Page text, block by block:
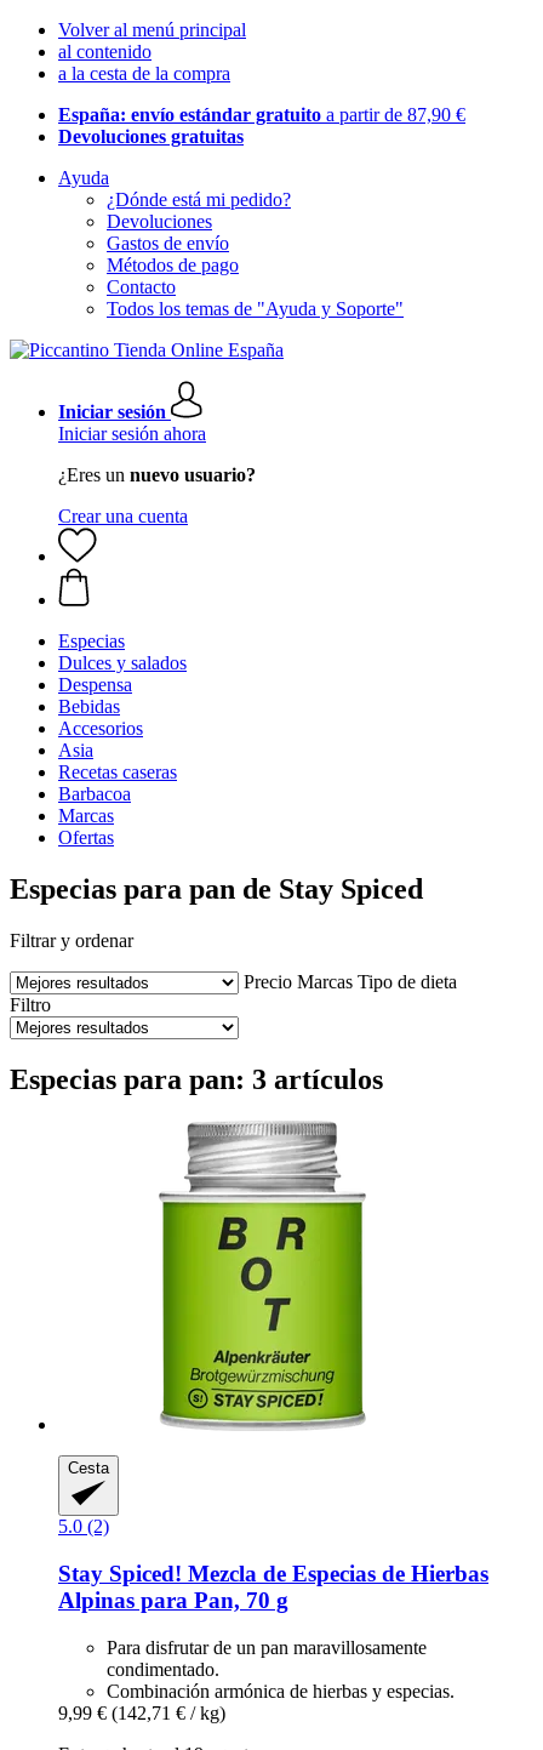
Volver al menú principal
al contenido
a la cesta de la compra
España: envío estándar gratuito a partir de 87,90 €
Devoluciones gratuitas
Ayuda
¿Dónde está mi pedido?
Devoluciones
Gastos de envío
Métodos de pago
Contacto
Todos los temas de "Ayuda y Soporte"
Iniciar sesión
Iniciar sesión ahora
¿Eres un nuevo usuario?
Crear una cuenta
Especias
Dulces y salados
Despensa
Bebidas
Accesorios
Asia
Recetas caseras
Barbacoa
Marcas
Ofertas
Especias para pan de Stay Spiced
Filtrar y ordenar
Precio Marcas Tipo de dieta
Filtro
Especias para pan: 3 artículos
Cesta
5.0 (2)
Stay Spiced! Mezcla de Especias de Hierbas
Alpinas para Pan, 70 g
Para disfrutar de un pan maravillosamente
condimentado.
Combinación armónica de hierbas y especias.
9,99 € (142,71 € / kg)